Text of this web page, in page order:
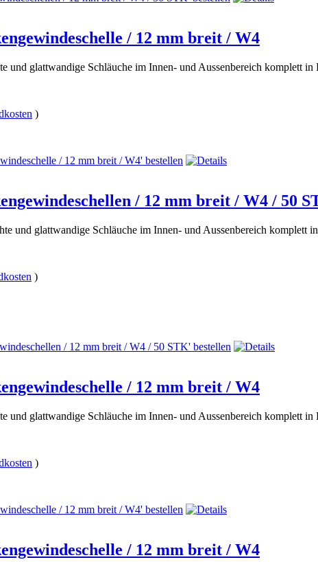
/ 12 mm breit / W4
und glattwandige Schläuche im Innen- und Aussenbereich komplett
)
/ 12 mm breit / W4 / 50
und glattwandige Schläuche im Innen- und Aussenbereich komplett
)
/ 12 mm breit / W4
und glattwandige Schläuche im Innen- und Aussenbereich komplett
)
/ 12 mm breit / W4